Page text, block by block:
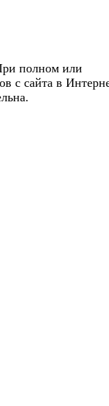
полном или
с сайта в